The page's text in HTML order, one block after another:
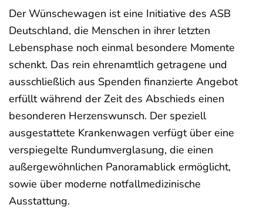
Der Wünschewagen ist eine Initiative des ASB
Deutschland, die Menschen in ihrer letzten
Lebensphase noch einmal besondere Momente
schenkt. Das rein ehrenamtlich getragene und
ausschließlich aus Spenden finanzierte Angebot
erfüllt während der Zeit des Abschieds einen
besonderen Herzenswunsch. Der speziell
ausgestattete Krankenwagen verfügt über eine
verspiegelte Rundumverglasung, die einen
außergewöhnlichen Panoramablick ermöglicht,
sowie über moderne notfallmedizinische
Ausstattung.